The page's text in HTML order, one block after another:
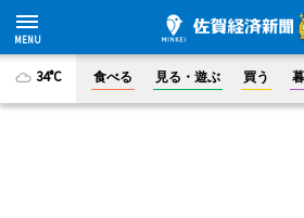
34°C 食べる 見る・遊ぶ 買う